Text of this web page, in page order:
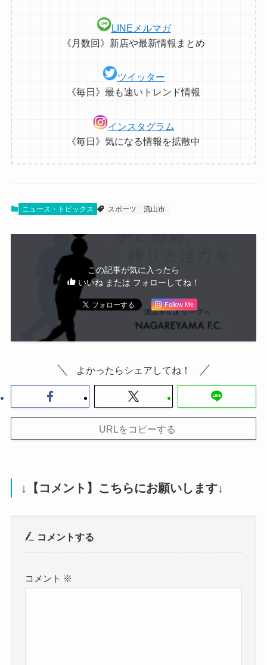
LINEメルマガ
《月数回》新店や最新情報まとめ
ツイッター
《毎日》最も速いトレンド情報
インスタグラム
《毎日》気になる情報を拡散中
ニュース・トピックス スポーツ 流山市
この記事が気に入ったら
いいね または フォローしてね！
Follow Me
よかったらシェアしてね！
URLをコピーする
↓【コメント】こちらにお願いします↓
コメントする
コメント ※